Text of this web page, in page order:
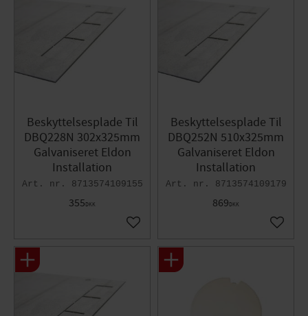
Beskyttelsesplade Til
DBQ228N 302x325mm
Galvaniseret Eldon
Installation
8713574109155
355DKK
Gem som favorit
Beskyttelsesplade Til
DBQ252N 510x325mm
Galvaniseret Eldon
Installation
8713574109179
869DKK
Gem